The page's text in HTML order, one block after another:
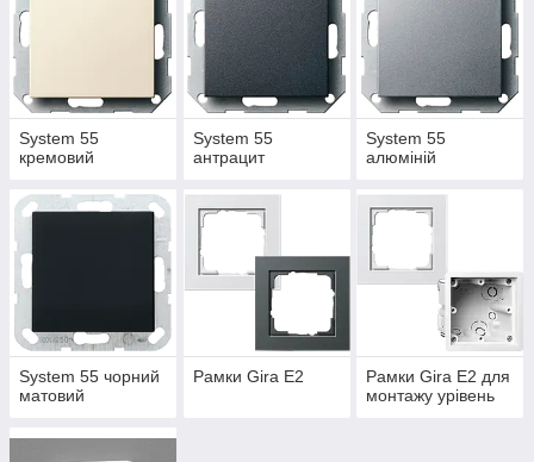
System 55
кремовий
System 55
антрацит
System 55
алюміній
System 55 чорний
матовий
Рамки Gira E2
Рамки Gira E2 для
монтажу урівень